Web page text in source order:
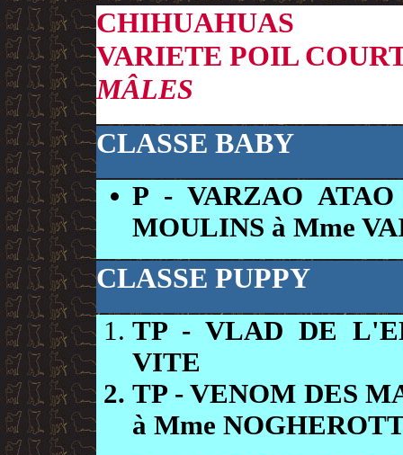
CHIHUAHUAS
VARIETE POIL
MÂLES
CLASSE BABY
P- VARZAO
MOULINS à Mme
CLASSE PUPPY
TP - VLAD DE
VITE
TP - VENOM DES
à Mme